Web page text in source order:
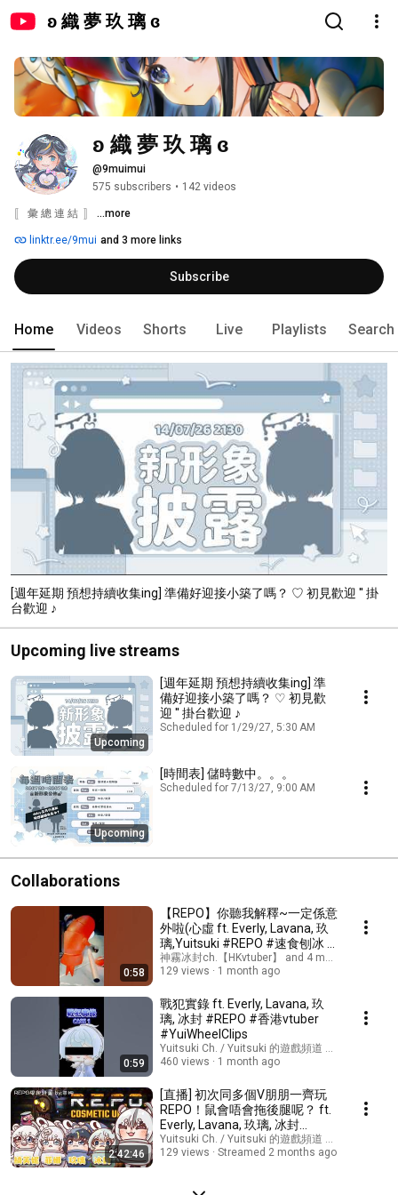
ʚ 織 夢 玖 璃 ɞ
ʚ 織 夢 玖 璃 ɞ
@9muimui
575 subscribers • 142 videos
〚 彙 總 連 結  〛 ...more
linktr.ee/9mui and 3 more links
Subscribe
Home Videos Shorts Live Playlists Search
[週年延期 預想持續收集ing] 準備好迎接小築了嗎？ ♡ 初見歡迎 '' 掛
台歡迎 ♪
Upcoming live streams
Upcoming
[週年延期 預想持續收集ing] 準
備好迎接小築了嗎？ ♡ 初見歡
迎 '' 掛台歡迎 ♪
Scheduled for 1/29/27, 5:30 AM
Upcoming
[時間表] 儲時數中。。。
Scheduled for 7/13/27, 9:00 AM
Collaborations
0:58
【REPO】你聽我解釋~一定係意
外啦(心虛 ft. Everly, Lavana, 玖
璃,Yuitsuki #REPO #速食刨冰 #
香港vtuber
神霧冰封ch.【HKvtuber】 and 4 more
129 views
1 month ago
0:59
戰犯實錄 ft. Everly, Lavana, 玖
璃, 冰封 #REPO #香港vtuber
#YuiWheelClips
Yuitsuki Ch. / Yuitsuki 的遊戲頻道 and 4 more
460 views
1 month ago
2:42:46
[直播] 初次同多個V朋朋一齊玩
REPO！鼠會唔會拖後腿呢？ ft.
Everly, Lavana, 玖璃, 冰封
[R.E.P.O]
Yuitsuki Ch. / Yuitsuki 的遊戲頻道 and 4 more
129 views
Streamed 2 months ago